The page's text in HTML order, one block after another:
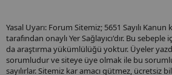
Yasal Uyarı: Forum Sitemiz; 5651 Sayılı Kanun
tarafından onaylı Yer Sağlayıcı'dır. Bu
da araştırma yükümlülüğü yoktur. Üyeler
sorumludur ve siteye üye olmak ile bu
sayılırlar. Sitemiz kar amacı gütmez, ücretsiz